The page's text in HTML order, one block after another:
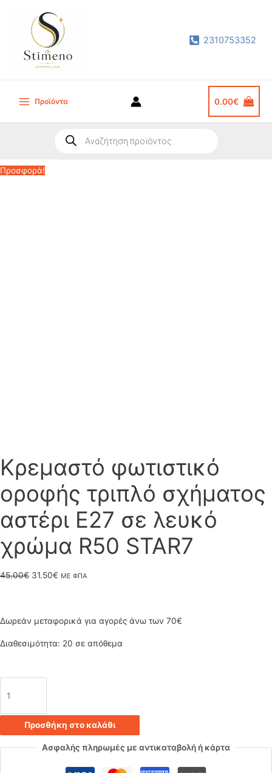
περιεχόμενο
2310753352
Main
Προϊόντα 0.00€
search
Προσφορά!
Κρεμαστό φωτιστικό
οροφής τριπλό σχήματος
αστέρι Ε27 σε λευκό
χρώμα R50 STAR7
45.00€ Original
was:
45.00€.
31.50€ Η
τιμή
είναι:
ΜΕ ΦΠΑ
Δωρεάν μεταφορικά για αγορές άνω των 70€
Διαθεσιμότητα: 20 σε απόθεμα
οροφής
Προσθήκη στο καλάθι
Ασφαλής πληρωμές με αντικαταβολή ή κάρτα